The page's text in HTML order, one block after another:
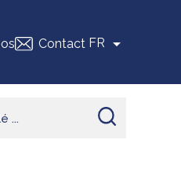
Contact FR 